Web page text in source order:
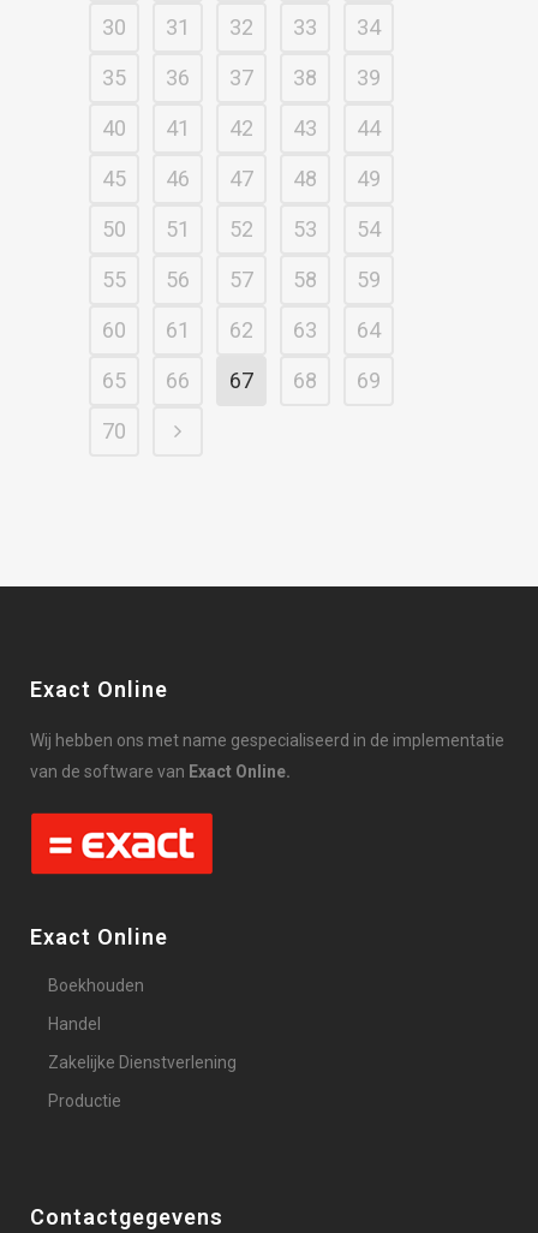
30
31 32 33
34
35
36 37 38
39
40
41 42 43
44
45
46 47 48
49
50
51 52 53
54
55
56 57 58
59
60
61 62 63
64
65
66 67 68
69
70
Exact Online
Wij hebben ons met name gespecialiseerd in de implementatie
van de software van Exact Online.
Exact Online
Boekhouden
Handel
Zakelijke Dienstverlening
Productie
Contactgegevens